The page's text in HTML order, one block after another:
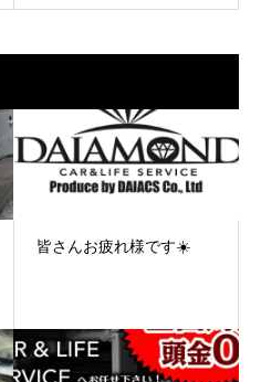
皆さんお疲れ様です☀️